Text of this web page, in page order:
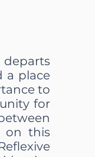
a place
to
for
on this